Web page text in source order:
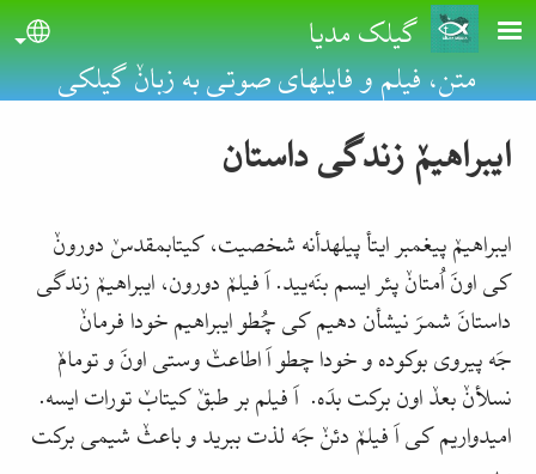
Skip to main content
گیلک مدیا
متن، فیلم و فایلهای صوتی به زبانٚ گیلکی
ایبراهیمٚ زندگی داستان
ایبراهیمٚ پیغمبر ایتأ پیلهدأنه شخصیت، کیتابمقدسٚ دورونٚ
کی اونَ اُمتانٚ پئر ایسم بنَه‌یید. اَ فیلمٚ دورون، ایبراهیمٚ زندگی
داستانَ شمرَ نیشأن دهیم کی چُطو ایبراهیم خودا فرمانٚ
جَه پیروی بوکوده و خودا چطو اَ اطاعتٚ وستی اونَ و تومامٚ
نسلأنٚ بعدٚ اون برکت بدَه. اَ فیلم بر طبقٚ کیتابٚ تورات ایسه.
امیدواریم کی اَ فیلمٚ دئنٚ جَه لذت ببرید و باعثٚ شیمی برکت